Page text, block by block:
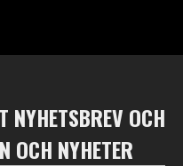
NYHETSBREV OCH
OCH NYHETER